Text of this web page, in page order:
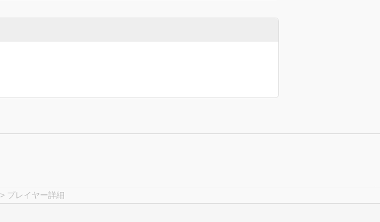
> プレイヤー詳細